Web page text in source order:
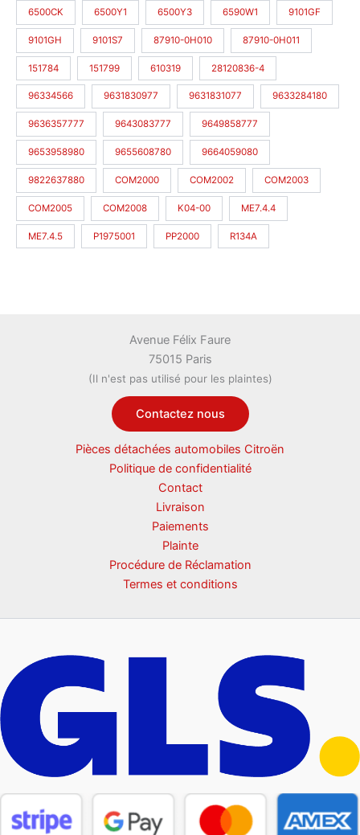
6500CK 6500Y1 6500Y3 6590W1 9101GF
9101GH 9101S7 87910-0H010 87910-0H011
151784 151799 610319 28120836-4
96334566 9631830977 9631831077 9633284180
9636357777 9643083777 9649858777
9653958980 9655608780 9664059080
9822637880 COM2000 COM2002 COM2003
COM2005 COM2008 K04-00 ME7.4.4
ME7.4.5 P1975001 PP2000 R134A
Avenue Félix Faure
75015 Paris
(Il n'est pas utilisé pour les plaintes)
Contactez nous
Pièces détachées automobiles Citroën
Politique de confidentialité
Contact
Livraison
Paiements
Plainte
Procédure de Réclamation
Termes et conditions